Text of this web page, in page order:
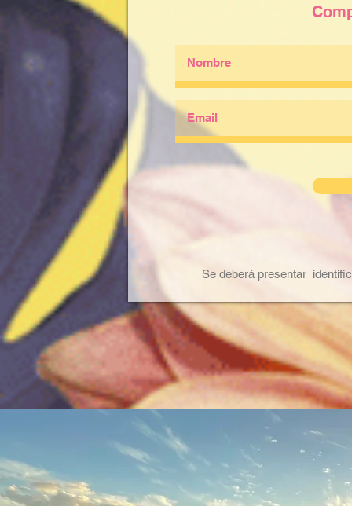
Se deberá presentar